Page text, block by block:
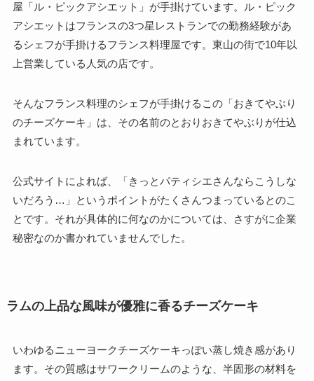
屋「ル・ピックアシエット」が手掛けています。ル・ピック
アシエットはフランスの3つ星レストランでの勤務経験があ
るシェフが手掛けるフランス料理屋です。東山の街で10年以
上営業している人気の店です。
そんなフランス料理のシェフが手掛けるこの「おきてやぶり
のチーズケーキ」は、その名前のとおりおきてやぶりが仕込
まれています。
公式サイトによれば、「きっとパティシエさんならこうしな
いだろう…」というポイントがたくさんつまっているとのこ
とです。それが具体的に何なのかについては、さすがに企業
秘密なのか書かれていませんでした。
ラムの上品な風味が優雅に香るチーズケーキ
いわゆるニューヨークチーズケーキっぽい蒸し焼き感があり
ます。その質感はサワークリームのような、半固形の材料を